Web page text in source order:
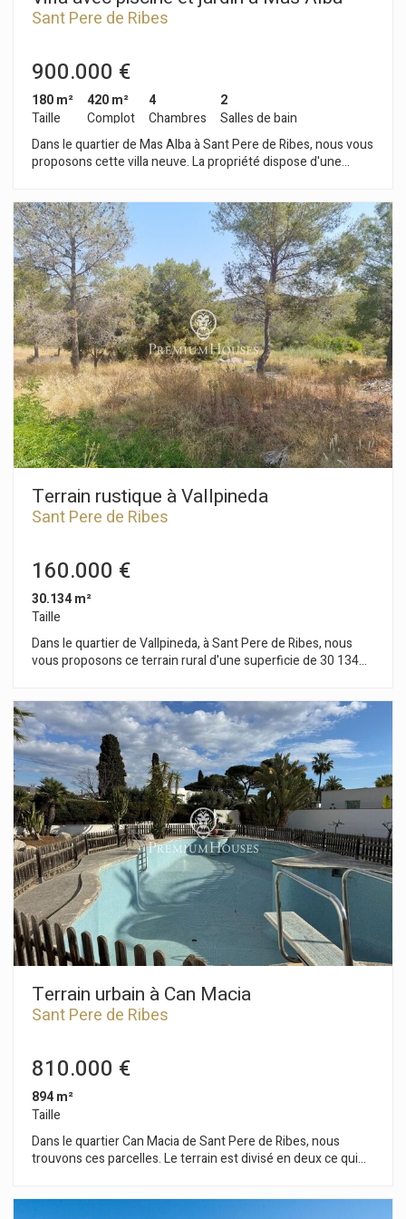
Sant Pere de Ribes
900.000 €
180 m²
Taille
420 m²
Complot
4
Chambres
2
Salles de bain
Dans le quartier de Mas Alba à Sant Pere de Ribes, nous vous
proposons cette villa neuve. La propriété dispose d'une
salon-salle à manger avec accès au jardin et à la piscine. À
côté, se trouvent une cuisine ouverte et une salle de bain
complète. L'espace nuit comprend quatre chambres doubles,
dont une avec salle de bain attenante. Toutes les chambres
donnent accès à une terrasse. La maison dispose d'une place
de parking dans la cour d'entrée. La livraison est prévue pour
2026. Le quartier de Mas Alba se distingue par sa proximité
avec le parc naturel du Garraf et sa tranquillité, sans pour
autant compromettre l'excellente desserte de Sitges et de
l'autoroute C-32 reliant Barcelone et l'aéroport d'El Prat.
Terrain rustique à Vallpineda
Sant Pere de Ribes
160.000 €
30.134 m²
Taille
Dans le quartier de Vallpineda, à Sant Pere de Ribes, nous
vous proposons ce terrain rural d'une superficie de 30 134
imprenable. Elle est située dans un quartier résidentiel
sécurisé. Tout cela sans compromettre l'excellent accès à
Sitges et à l'autoroute C-32 menant à Barcelone et à
l'aéroport d'El Prat.
Terrain urbain à Can Macia
Sant Pere de Ribes
810.000 €
894 m²
Taille
Dans le quartier Can Macia de Sant Pere de Ribes, nous
trouvons ces parcelles. Le terrain est divisé en deux ce qui